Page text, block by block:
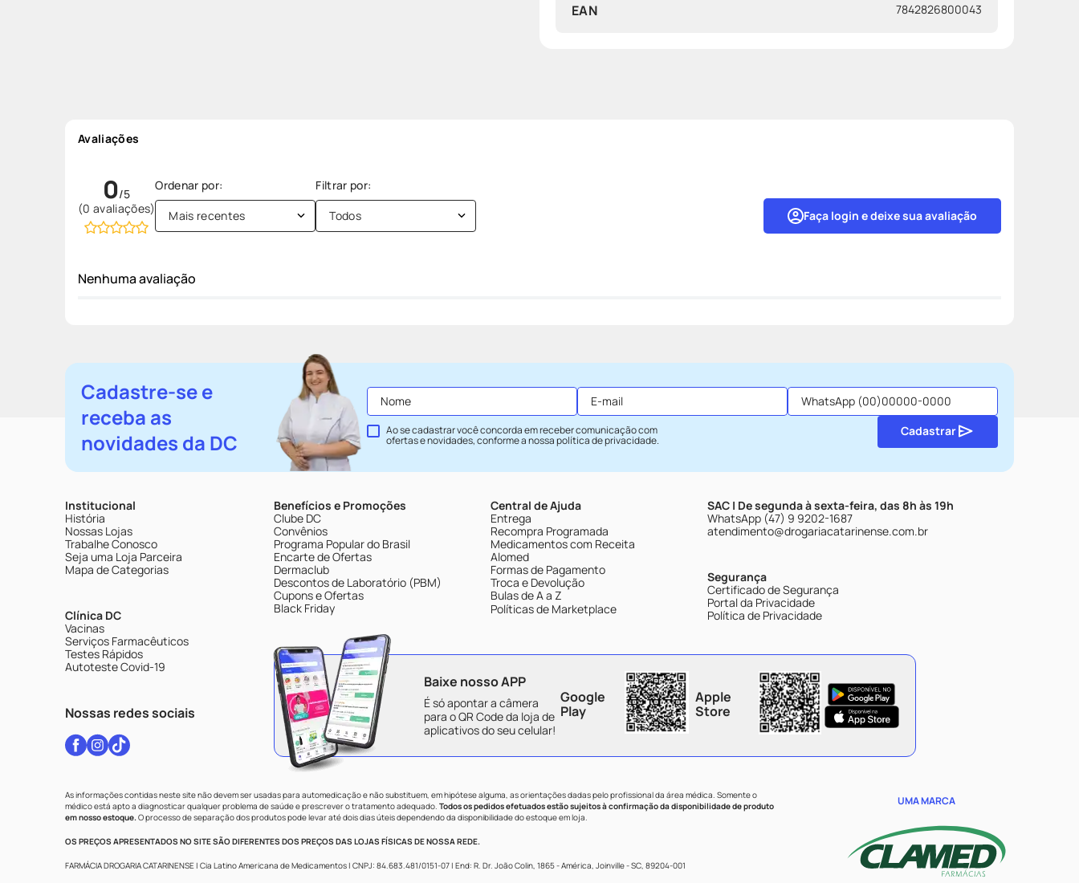
EAN 7842826800043
Avaliações
0
(0 avaliações) Faça login e deixe sua avaliação
Mais recentes Todos
Nenhuma avaliação
Cadastre-se e
receba as
novidades da DC
Ao se cadastrar você concorda em receber comunicação com
ofertas e novidades, conforme a nossapolítica de privacidade.
Cadastrar
Institucional
História
Nossas Lojas
Trabalhe Conosco
Seja uma Loja Parceira
Mapa de Categorias
Clínica DC
Vacinas
Serviços Farmacêuticos
Testes Rápidos
Autoteste Covid-19
Nossas redes sociais
Benefícios e Promoções
Clube DC
Convênios
Programa Popular do Brasil
Encarte de Ofertas
Dermaclub
Descontos de Laboratório (PBM)
Cupons e Ofertas
Black Friday
Central de Ajuda
Entrega
Recompra Programada
Medicamentos com Receita
Alomed
Formas de Pagamento
Troca e Devolução
Bulas de A a Z
Políticas de Marketplace
SAC | De segunda à sexta-feira, das 8h às 19h
WhatsApp (47) 9 9202-1687
atendimento@drogariacatarinense.com.br
Segurança
Certificado de Segurança
Portal da Privacidade
Política de Privacidade
Baixe nosso APP
É só apontar a câmera
para o QR Code da loja de
aplicativos do seu celular!
Google
Play
Apple
Store
As informações contidas neste site não devem ser usadas para automedicação e não substituem, em hipótese alguma, as orientações dadas pelo profissional da área médica. Somente o
médico está apto a diagnosticar qualquer problema de saúde e prescrever o tratamento adequado. Todos os pedidos efetuados estão sujeitos à confirmação da disponibilidade de produto
em nosso estoque.O processo de separação dos produtos pode levar até dois dias úteis dependendo da disponibilidade do estoque em loja.
OS PREÇOS APRESENTADOS NO SITE SÃO DIFERENTES DOS PREÇOS DAS LOJAS FÍSICAS DE NOSSA REDE.
FARMÁCIA DROGARIA CATARINENSE | Cia Latino Americana de Medicamentos | CNPJ: 84.683.481/0151-07 | End: R. Dr. João Colin, 1865 - América, Joinville - SC, 89204-001
UMA MARCA